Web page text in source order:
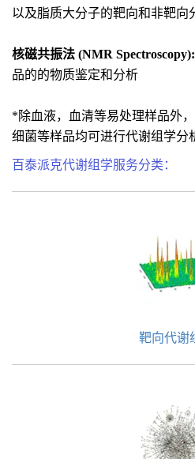
以及脂质大分子的靶向和非靶向
核磁共振法 (NMR Spectroscopy):
品的的物质鉴定和分析
*除血液，血清等易处理样品外
细菌等样品均可进行代谢组学分
百泰派克代谢组学服务分类：
靶向代谢